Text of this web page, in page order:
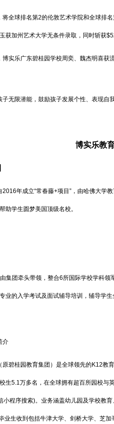
全球排名第2的伦敦艺术学院和全球排
获加州艺术大学无条件录取，同时斩获
实乐广东碧桂园学校周奕、魏杰明喜获
无限潜能，鼓励孩子发展个性、表现自
博实乐教
年成立“常春藤+项目”，由哈佛大学
助学生圆梦美国顶级名校。
团牵头带领，整合6所国际学校学科领
业的入学考试及面试辅导培训，辅导学生
介
碧桂园教育集团）是全球领先的K12教
生5.1万多名，在全球拥有超百所园校
小程序搜索)。业务涵盖幼儿园及学校教
业生收到包括牛津大学、剑桥大学、芝加